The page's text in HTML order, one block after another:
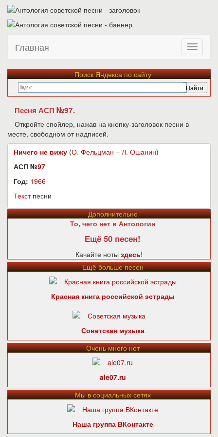
Главная
Поиск Яндекса по сайту
Песня АСП №97.
Откройте спойлер, нажав на кнопку-заголовок песни в
месте, свободном от надписей.
Ничего не вижу (О. Фельцман – Л. Ошанин)
АСП №97
Год: 1966
Текстпесни
Дополнительно
То, чего нет в Антологии
Ещё 50 песен!
Качайте ноты здесь!
Ещё больше песен
Красная книга российской эстрады
Советская музыка
Очень много нот
ale07.ru
Мы в социальных сетях
Наша группа ВКонтакте